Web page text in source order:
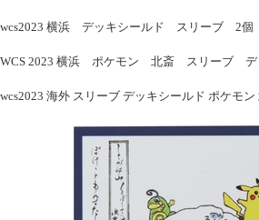
wcs2023 横浜 デッキシールド スリーブ 2
WCS 2023 横浜 ポケモン 北斎 スリーブ デ
wcs2023 海外 スリーブ デッキシールド ポケモン